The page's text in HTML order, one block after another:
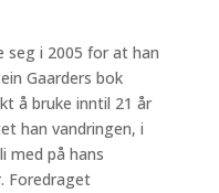
seg i 2005 for at han
Gaarders bok
å bruke inntil 21 år
han vandringen, i
med på hans
Foredraget